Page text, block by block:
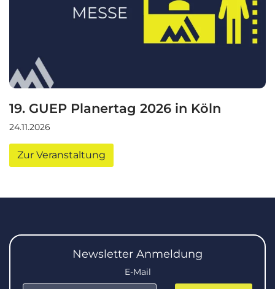
Preise
Blog
Helpcenter
19. GUEP Planertag 2026 in Köln
24.11.2026
Zur Veranstaltung
Newsletter Anmeldung
E-Mail